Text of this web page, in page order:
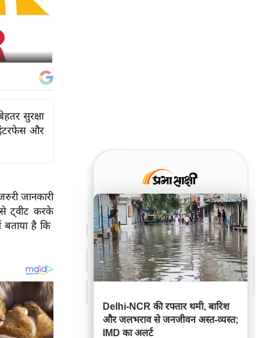
सुरक्षा
इंटरफेस और
जानकारी
ट्वीट करके
बताया है कि
Delhi-NCR की रफ्तार थमी, बारिश
और जलभराव से जनजीवन अस्त-व्यस्त;
IMD का अलर्ट